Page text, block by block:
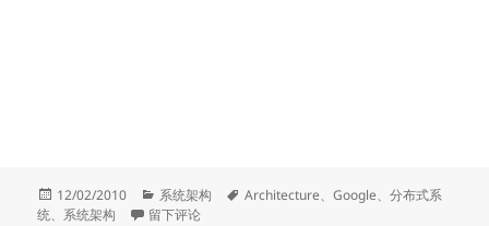
发
布
12/02/2010
分
类
系统架构
标
Architecture、Google、分布式系
统、系统架构 于Jeff Dean关于Google系统架构的讲座
留下评论